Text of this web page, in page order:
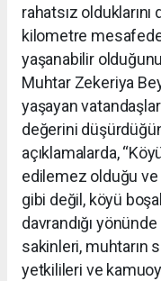
rahatsız
kilometre
yaşanabilir
Muhtar Zekeriya
yaşayan
değerini
açıklamalarda,
edilemez olduğu ve
gibi değil, köyü
davrandığı
sakinleri, muhtarın
yetkilileri ve